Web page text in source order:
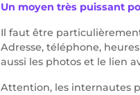
Un moyen très puissant
Il faut être
Adresse, téléphone,
aussi les photos et le lien
Attention, les internautes